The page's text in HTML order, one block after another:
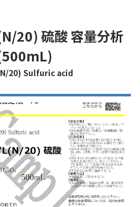
20) 硫酸 容量分析
20) Sulfuric acid